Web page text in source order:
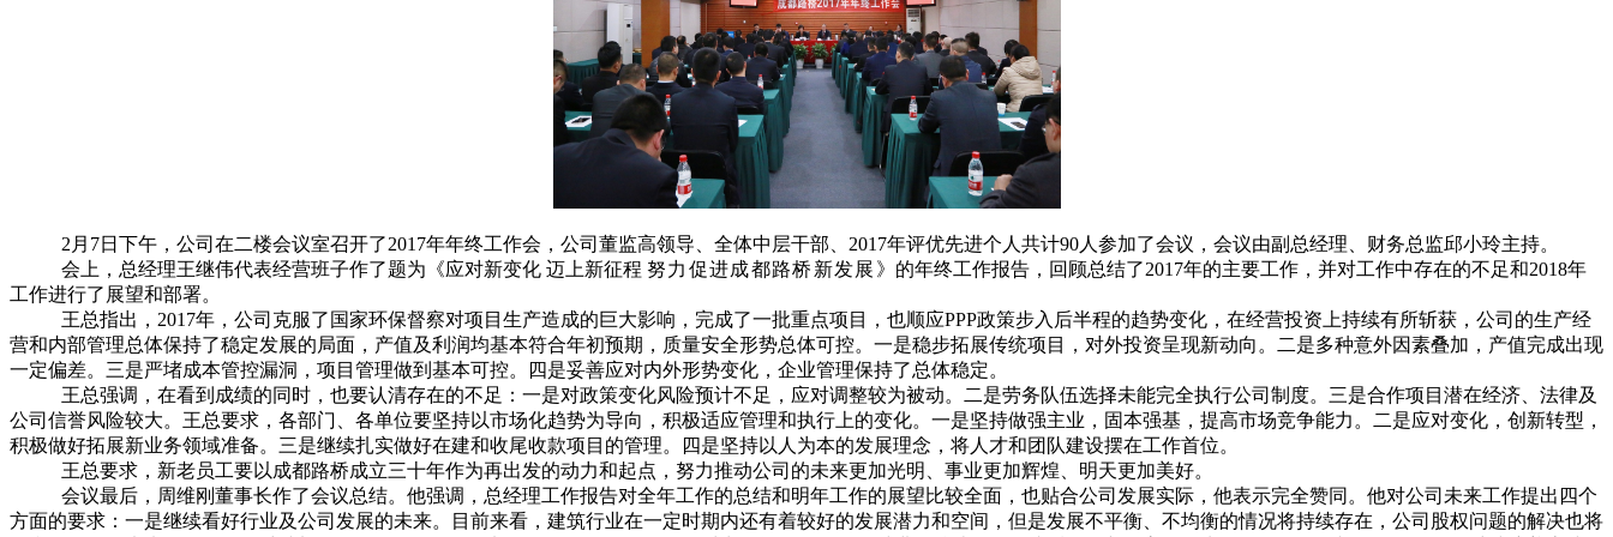
2月7日下午，公司在二楼会议室召开了2017年年终工作会，公司董监高领导、全体中层干部、2017年评优先进个人共计90人参加了会议，会议由副总经理、财务总监邱小玲主持。
会上，总经理王继伟代表经营班子作了题为《应对新变化 迈上新征程 努力促进成都路桥新发展 》的年终工作报告，回顾总结了2017年的主要工作，并对工作中存在的不足和2018年
工作进行了展望和部署。
王总指出，2017年，公司克服了国家环保督察对项目生产造成的巨大影响，完成了一批重点项目，也顺应PPP政策步入后半程的趋势变化，在经营投资上持续有所斩获，公司的生产经
营和内部管理总体保持了稳定发展的局面，产值及利润均基本符合年初预期，质量安全形势总体可控。一是稳步拓展传统项目，对外投资呈现新动向。二是多种意外因素叠加，产值完成出现
一定偏差。三是严堵成本管控漏洞，项目管理做到基本可控。四是妥善应对内外形势变化，企业管理保持了总体稳定。
王总强调，在看到成绩的同时，也要认清存在的不足：一是对政策变化风险预计不足，应对调整较为被动。二是劳务队伍选择未能完全执行公司制度。三是合作项目潜在经济、法律及
公司信誉风险较大。王总要求，各部门、各单位要坚持以市场化趋势为导向，积极适应管理和执行上的变化。一是坚持做强主业，固本强基，提高市场竞争能力。二是应对变化，创新转型，
积极做好拓展新业务领域准备。三是继续扎实做好在建和收尾收款项目的管理。四是坚持以人为本的发展理念，将人才和团队建设摆在工作首位。
王总要求，新老员工要以成都路桥成立三十年作为再出发的动力和起点，努力推动公司的未来更加光明、事业更加辉煌、明天更加美好。
会议最后，周维刚董事长作了会议总结。他强调，总经理工作报告对全年工作的总结和明年工作的展望比较全面，也贴合公司发展实际，他表示完全赞同。他对公司未来工作提出四个
方面的要求：一是继续看好行业及公司发展的未来。目前来看，建筑行业在一定时期内还有着较好的发展潜力和空间，但是发展不平衡、不均衡的情况将持续存在，公司股权问题的解决也将